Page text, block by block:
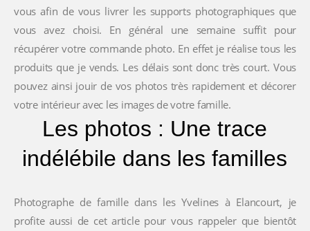
vous afin de vous livrer les supports photographiques que
vous avez choisi. En général une semaine suffit pour
récupérer votre commande photo. En effet je réalise tous les
produits que je vends. Les délais sont donc très court. Vous
pouvez ainsi jouir de vos photos très rapidement et décorer
votre intérieur avec les images de votre famille.
Les photos : Une trace
indélébile dans les familles
Photographe de famille dans les Yvelines à Elancourt, je
profite aussi de cet article pour vous rappeler que bientôt